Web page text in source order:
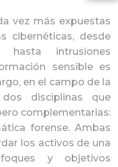
vez más expuestas
cibernéticas, desde
hasta intrusiones
sensible es
en el campo de la
disciplinas que
complementarias:
forense. Ambas
los activos de una
y objetivos